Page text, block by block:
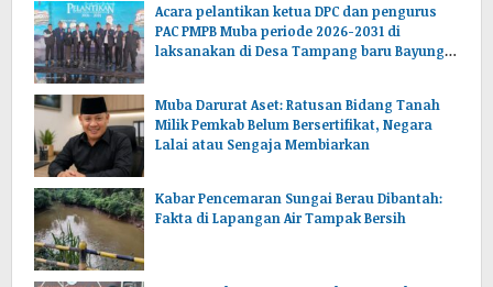
Acara pelantikan ketua DPC dan pengurus
PAC PMPB Muba periode 2026-2031 di
laksanakan di Desa Tampang baru Bayung
Muba Darurat Aset: Ratusan Bidang Tanah
Milik Pemkab Belum Bersertifikat, Negara
Lalai atau Sengaja Membiarkan
Kabar Pencemaran Sungai Berau Dibantah:
Fakta di Lapangan Air Tampak Bersih